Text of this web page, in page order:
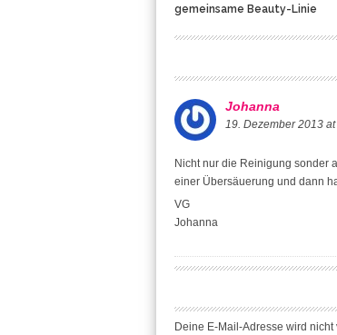
gemeinsame Beauty-Linie
Johanna
19. Dezember 2013
Nicht nur die Reinigung sonder
einer Übersäuerung und dann
VG
Johanna
Deine E-Mail-Adresse wird nicht